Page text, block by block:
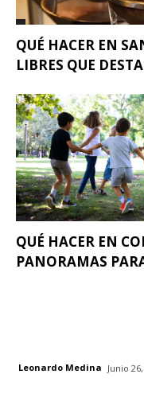
QUÉ HACER EN
LIBRES QUE
QUÉ HACER EN
PANORAMAS
Leonardo Medina Junio